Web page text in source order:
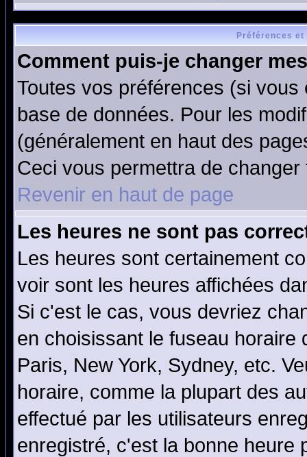
Préférences
Comment puis-je changer
Toutes vos préférences (si
base de données. Pour les
(généralement en haut des
Ceci vous permettra de
Revenir en haut de page
Les heures ne sont pas
Les heures sont certainement
voir sont les heures affichées
Si c'est le cas, vous devriez
en choisissant le fuseau
Paris, New York, Sydney, etc.
horaire, comme la plupart des
effectué par les utilisateurs
enregistré, c'est la bonne heure